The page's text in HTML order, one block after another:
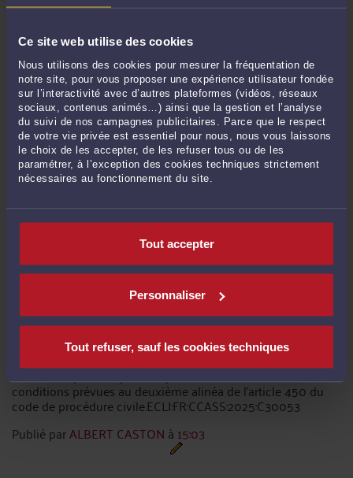
Ce site web utilise des cookies
Nous utilisons des cookies pour mesurer la fréquentation de
notre site, pour vous proposer une expérience utilisateur fondée
sur l’interactivité avec d’autres plateformes (vidéos, réseaux
sociaux, contenus animés…) ainsi que la gestion et l’analyse
du suivi de nos campagnes publicitaires. Parce que le respect
de votre vie privée est essentiel pour nous, nous vous laissons
le choix de les accepter, de les refuser tous ou de les
paramétrer, à l’exception des cookies techniques strictement
nécessaires au fonctionnement du site.
Tout accepter
Personnaliser
Tout refuser, sauf les cookies techniques
14. Ayant ainsi retenu que la société Agilhor ne justifiait pas
d'un acte interruptif ni d'un acte suspensif de prescription
avant l'expiration du délai quinquennal, ayant couru à
compter de 2010, date de fin des travaux, elle en a
exactement déduit que la demande en paiement formée par
cette dernière le 23 mars 2021 était prescrite.
15. Le moyen n'est donc pas fondé.
PAR CES MOTIFS, la Cour :
REJETTE le pourvoi ;
Condamne la société Agilhor aux dépens ;
En application de l'article 700 du code de procédure civile,
Ainsi fait et jugé par la Cour de cassation, troisième chambre
civile, et prononcé publiquement le treize novembre deux
mille vingt-cinq par mise à disposition de l'arrêt au greffe de
la Cour, les parties ayant été préalablement avisées dans les
conditions prévues au deuxième alinéa de l'article 450 du
code de procédure civile.ECLI:FR:CCASS:2025:C30053
Publié parALBERT CASTON à 15:03